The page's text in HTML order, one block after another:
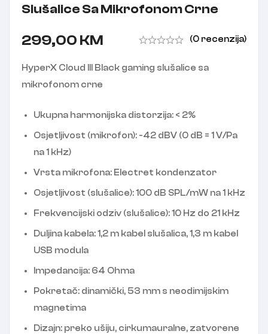
Slušalice Sa Mikrofonom Crne
299,00 KM (0 recenzija)
HyperX Cloud III Black gaming slušalice sa
mikrofonom crne
Ukupna harmonijska distorzija: < 2%
Osjetljivost (mikrofon): -42 dBV (0 dB = 1 V/Pa
na 1 kHz)
Vrsta mikrofona: Electret kondenzator
Osjetljivost (slušalice): 100 dB SPL/mW na 1 kHz
Frekvencijski odziv (slušalice): 10 Hz do 21 kHz
Duljina kabela: 1,2 m kabel slušalica, 1,3 m kabel
USB modula
Impedancija: 64 Ohma
Pokretač: dinamički, 53 mm s neodimijskim
magnetima
Dizajn: preko ušiju, cirkumauralne, zatvorene